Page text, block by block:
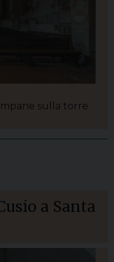
sulla torre
a Santa